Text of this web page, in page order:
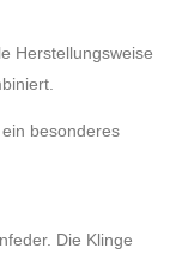
Herstellungsweise
besonderes
Die Klinge